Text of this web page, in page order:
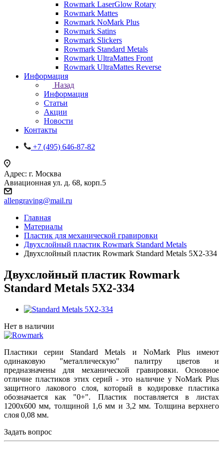
Rowmark LaserGlow Rotary
Rowmark Mattes
Rowmark NoMark Plus
Rowmark Satins
Rowmark Slickers
Rowmark Standard Metals
Rowmark UltraMattes Front
Rowmark UltraMattes Reverse
Информация
Назад
Информация
Статьи
Акции
Новости
Контакты
+7 (495) 646-87-82
Адрес: г. Москва
Авиационная ул. д. 68, корп.5
allengraving@mail.ru
Главная
Материалы
Пластик для механической гравировки
Двухслойный пластик Rowmark Standard Metals
Двухслойный пластик Rowmark Standard Metals 5X2-334
Двухслойный пластик Rowmark
Standard Metals 5X2-334
Нет в наличии
Пластики серии Standard Metals и NoMark Plus имеют
одинаковую "металлическую" палитру цветов и
предназначены для механической гравировки. Основное
отличие пластиков этих серий - это наличие у NoMark Plus
защитного лакового слоя, который в кодировке пластика
обозначается как "0+". Пластик поставляется в листах
1200х600 мм, толщиной 1,6 мм и 3,2 мм. Толщина верхнего
слоя 0,08 мм.
Задать вопрос